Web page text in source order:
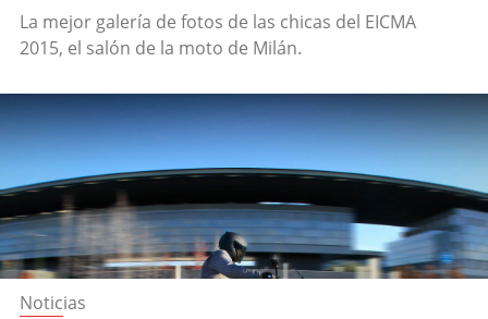
La mejor galería de fotos de las chicas del EICMA
2015, el salón de la moto de Milán.
Noticias